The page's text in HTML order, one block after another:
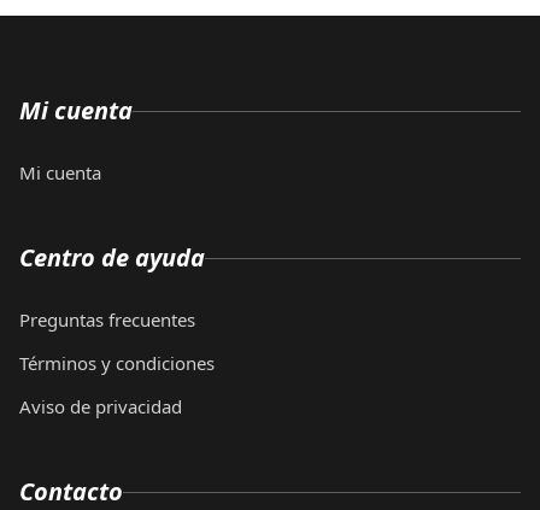
Mi cuenta
Mi cuenta
Centro de ayuda
Preguntas frecuentes
Términos y condiciones
Aviso de privacidad
Contacto